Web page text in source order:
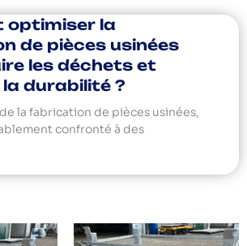
optimiser la
de pièces usinées
les déchets et
durabilité ?
la fabrication de pièces usinées,
confronté à des